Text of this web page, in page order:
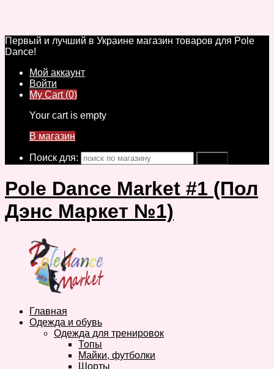
Первый и лучший в Украине магазин товаров для Pole
Dance!
Мой аккаунт
Войти
My Cart (0)
Your cart is empty
В магазин
Поиск для:
Pole Dance Market #1 (Пол
Дэнс Маркет №1)
Главная
Одежда и обувь
Одежда для тренировок
Топы
Майки, футболки
Шорты